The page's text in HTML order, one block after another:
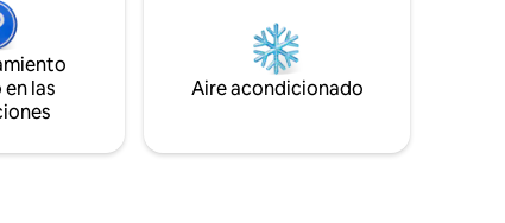
natación, senderismo, kayak, bicicleta,
visitas a cuevas y castillos. oferta de -10%
1 semana, -20% 2 semanas
Estacionamiento incluido.
las
Aire acondicionado